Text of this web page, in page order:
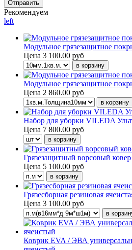
Рекомендуем
left
Модульное грязезащитное
Цена 3 100.00 руб
Модульное грязезащитное
Цена 2 860.00 руб
Набор для уборки VILEDA
Цена 7 800.00 руб
Грязезащитный ворсовый
Цена 5 100.00 руб
Грязесборная резиновая
Цена 3 100.00 руб
Коврик EVA / ЭВА